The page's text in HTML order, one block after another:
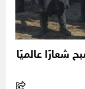
شعارًا عالميًا